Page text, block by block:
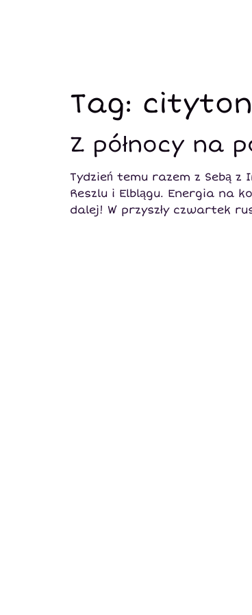
Tag:
Z północy na
Tydzień temu razem z Sebą z
Reszlu i Elblągu. Energia na
dalej! W przyszły czwartek